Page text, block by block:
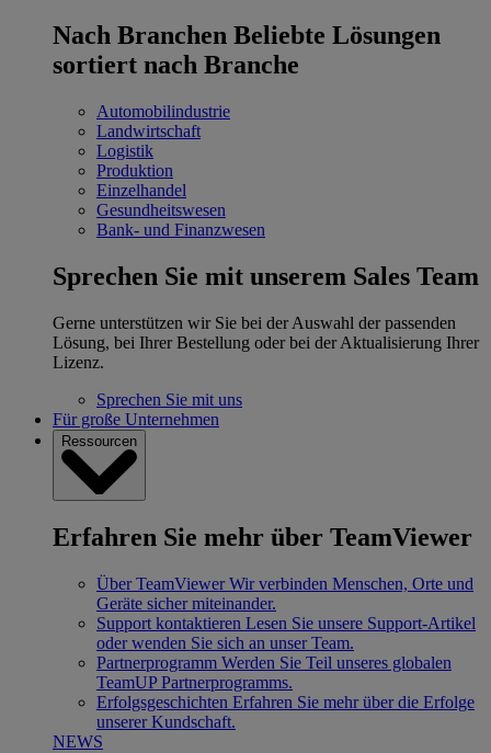
Nach Branchen Beliebte Lösungen
sortiert nach Branche
Automobilindustrie
Landwirtschaft
Logistik
Produktion
Einzelhandel
Gesundheitswesen
Bank- und Finanzwesen
Sprechen Sie mit unserem Sales Team
Gerne unterstützen wir Sie bei der Auswahl der passenden
Lösung, bei Ihrer Bestellung oder bei der Aktualisierung Ihrer
Lizenz.
Sprechen Sie mit uns
Für große Unternehmen
Ressourcen
Erfahren Sie mehr über TeamViewer
Über TeamViewer Wir verbinden Menschen, Orte und
Geräte sicher miteinander.
Support kontaktieren Lesen Sie unsere Support-Artikel
oder wenden Sie sich an unser Team.
Partnerprogramm Werden Sie Teil unseres globalen
TeamUP Partnerprogramms.
Erfolgsgeschichten Erfahren Sie mehr über die Erfolge
unserer Kundschaft.
NEWS